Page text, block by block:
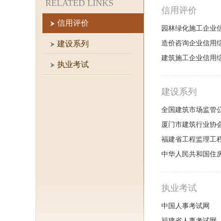
RELATED LINKS
信用评价
建设系列
执业考试
信用评价
园林绿化施工企业
造价咨询企业信用
建筑施工企业信用
建设系列
全国建筑市场监管
厦门市建筑行业协
福建省工程监理工
中华人民共和国住
执业考试
中国人事考试网